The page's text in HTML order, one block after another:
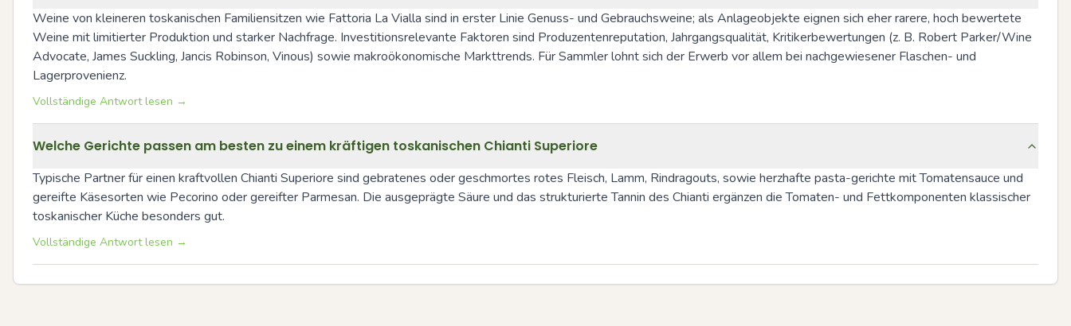
Weine von kleineren toskanischen Familiensitzen wie Fattoria La Vialla sind in erster Linie Genuss- und Gebrauchsweine; als Anlageobjekte eignen sich eher rarere, hoch bewertete
Weine mit limitierter Produktion und starker Nachfrage. Investitionsrelevante Faktoren sind Produzentenreputation, Jahrgangsqualität, Kritikerbewertungen (z. B. Robert Parker/Wine
Advocate, James Suckling, Jancis Robinson, Vinous) sowie makroökonomische Markttrends. Für Sammler lohnt sich der Erwerb vor allem bei nachgewiesener Flaschen- und
Lagerprovenienz.
Vollständige Antwort lesen →
Welche Gerichte passen am besten zu einem kräftigen toskanischen Chianti Superiore
Typische Partner für einen kraftvollen Chianti Superiore sind gebratenes oder geschmortes rotes Fleisch, Lamm, Rindragouts, sowie herzhafte pasta-gerichte mit Tomatensauce und
gereifte Käsesorten wie Pecorino oder gereifter Parmesan. Die ausgeprägte Säure und das strukturierte Tannin des Chianti ergänzen die Tomaten- und Fettkomponenten klassischer
toskanischer Küche besonders gut.
Vollständige Antwort lesen →